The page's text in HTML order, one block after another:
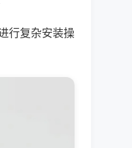
行复杂安装操